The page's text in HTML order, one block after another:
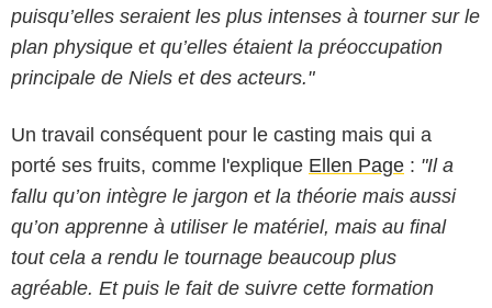
puisqu’elles seraient les plus intenses à tourner sur le
plan physique et qu’elles étaient la préoccupation
principale de Niels et des acteurs."
Un travail conséquent pour le casting mais qui a
porté ses fruits, comme l'explique Ellen Page : "Il a
fallu qu’on intègre le jargon et la théorie mais aussi
qu’on apprenne à utiliser le matériel, mais au final
tout cela a rendu le tournage beaucoup plus
agréable. Et puis le fait de suivre cette formation